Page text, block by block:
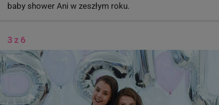
baby shower Ani w zeszłym roku.
3 z 6